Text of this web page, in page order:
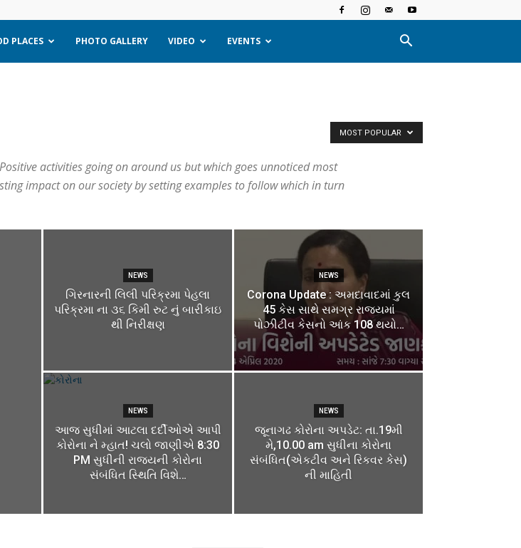
PLACES PHOTO GALLERY VIDEO EVENTS
activities going on around us but which goes unnoticed most
impact on our society by setting examples to follow which in turn
MOST POPULAR
NEWS
ગિરનારની લિલી પરિક્રમા પેહલા
પરિક્રમા ના ૩૬ કિમી રુટ નું બારીકાઇ
થી નિરીક્ષણ
NEWS
Corona Update : અમદાવાદમાં કુલ
45 કેસ સાથે સમગ્ર રાજ્યમાં
પોઝીટીવ કેસનો આંક 108 થયો…
NEWS
આજ સુધીમાં આટલા દર્દીઓએ આપી
કોરોના ને મ્હાત! ચલો જાણીએ 8:30
PM સુધીની રાજ્યની કોરોના
સંબંધિત સ્થિતિ વિશે…
NEWS
જૂનાગઢ કોરોના અપડેટ: તા.19મી
મે,10.00 am સુધીના કોરોના
સંબંધિત(એકટીવ અને રિકવર કેસ)
ની માહિતી